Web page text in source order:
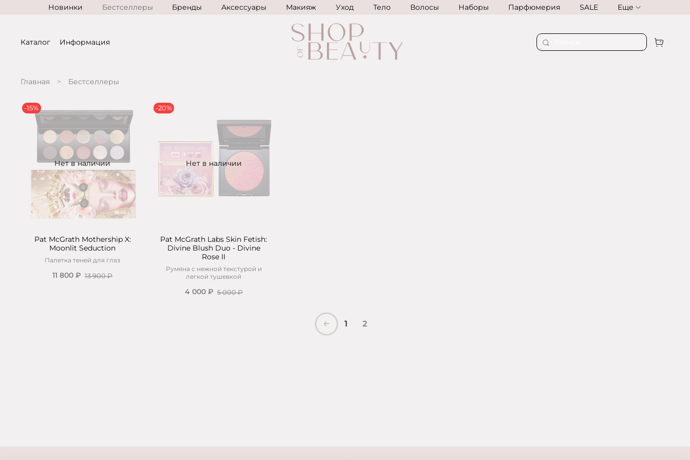
Новинки Бестселлеры Бренды Аксессуары Макияж Уход Тело Волосы Наборы Парфюмерия SALE Еще
Каталог Информация
Главная Бестселлеры
Нет в наличии
-15%
Pat McGrath Mothership X:
Moonlit Seduction
Палетка теней для глаз
11 800 ₽ 13 900 ₽
Нет в наличии
-20%
Pat McGrath Labs Skin Fetish:
Divine Blush Duo - Divine
Rose II
Румяна с нежной текстурой и
легкой тушевкой
4 000 ₽ 5 000 ₽
1 2